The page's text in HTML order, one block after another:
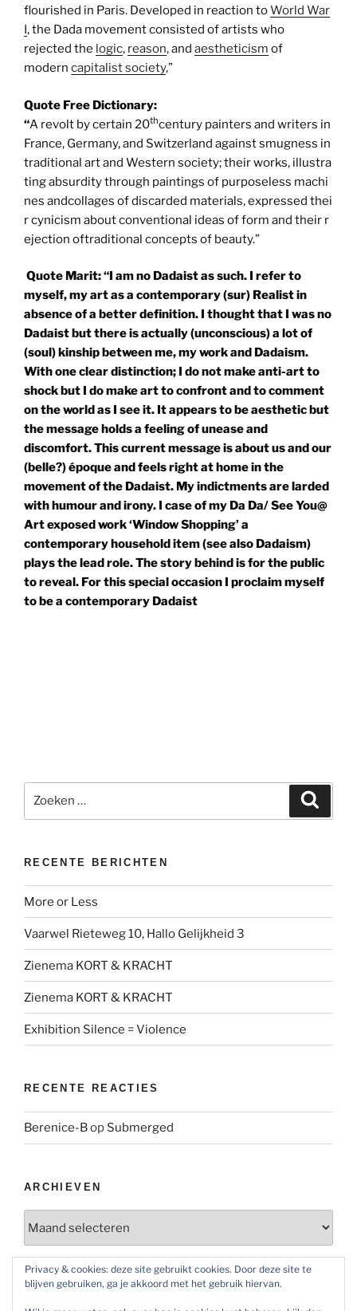
flourished in Paris. Developed in reaction toWorld War
, the Dada movement consisted of artists who
rejected the logic, reason, and aestheticism of
modern capitalist society,”
Quote Free Dictionary:
“A revolt by certain 20thcentury painters and writers in
France, Germany, and Switzerland against smugness in
traditional art and Western society; their works, illustra
ting absurdity through paintings of purposeless machi
nes andcollages of discarded materials, expressed thei
r cynicism about conventional ideas of form and their r
ejection oftraditional concepts of beauty.”
Quote Marit:“I am no Dadaist as such. I refer to
myself, my art as a contemporary (sur) Realist in
absence of a better definition. I thought that I was no
Dadaist but there is actually (unconscious) a lot of
(soul) kinship between me, my work and Dadaism.
With one clear distinction; I do not make anti-art to
shock but I do make art to confront and to comment
on the world as I see it. It appears to be aesthetic but
the message holds a feeling of unease and
discomfort. This current message is about us and our
(belle?) époque and feels right at home in the
movement of the Dadaist. My indictments are larded
with humour and irony. I case of my Da Da/ See You@
Art exposed work ‘Window Shopping’ a
contemporary household item (see also Dadaism)
plays the lead role. The story behind is for the public
to reveal. For this special occasion I proclaim myself
to be a contemporary Dadaist
naar:
RECENTE BERICHTEN
More or Less
Vaarwel Rieteweg 10, Hallo Gelijkheid 3
Zienema KORT & KRACHT
Zienema KORT & KRACHT
Exhibition Silence = Violence
RECENTE REACTIES
Berenice-Bop Submerged
ARCHIEVEN
SOCIAL MEDIA
Privacy & cookies: deze site gebruikt cookies. Door deze site te
blijven gebruiken, ga je akkoord met het gebruik hiervan.